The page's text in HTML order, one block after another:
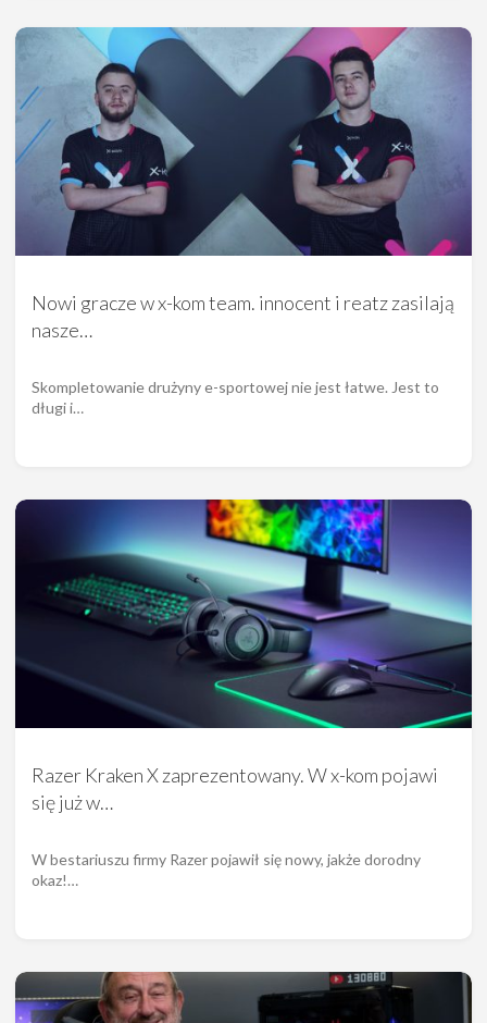
Nowi gracze w x-kom team. innocent i reatz zasilają
nasze…
Skompletowanie drużyny e-sportowej nie jest łatwe. Jest to
długi i…
Razer Kraken X zaprezentowany. W x-kom pojawi
się już w…
W bestariuszu firmy Razer pojawił się nowy, jakże dorodny
okaz!…